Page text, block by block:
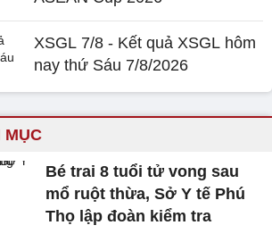
XSGL 7/8 - Kết quả XSGL hôm
nay thứ Sáu 7/8/2026
MỤC
Bé trai 8 tuổi tử vong sau
mổ ruột thừa, Sở Y tế Phú
Thọ lập đoàn kiểm tra